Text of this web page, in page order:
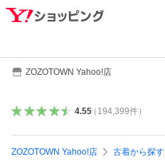
ZOZOTOWN Yahoo!店
4.55（ 194,399件）
ZOZOTOWN Yahoo!店 古着から探す